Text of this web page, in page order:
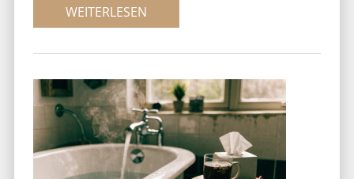
WEITERLESEN